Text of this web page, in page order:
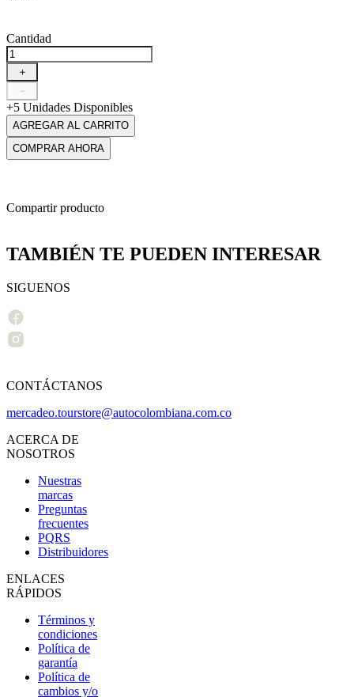
Cantidad
＋
－
+5 Unidades Disponibles
AGREGAR AL CARRITO
COMPRAR AHORA
Compartir producto
TAMBIÉN TE PUEDEN INTERESAR
SIGUENOS
CONTÁCTANOS
mercadeo.tourstore@autocolombiana.com.co
ACERCA DE
NOSOTROS
Nuestras
marcas
Preguntas
frecuentes
PQRS
Distribuidores
ENLACES
RÁPIDOS
Términos y
condiciones
Política de
garantía
Política de
cambios y/o